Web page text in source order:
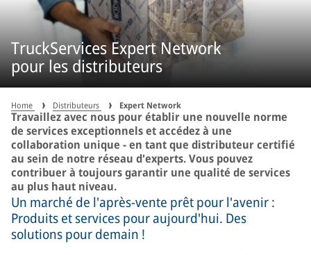
TruckServices Expert Network
pour les distributeurs
Home Distributeurs Expert Network
Travaillez avec nous pour établir une nouvelle norme
de services exceptionnels et accédez à une
collaboration unique - en tant que distributeur certifié
au sein de notre réseau d'experts. Vous pouvez
contribuer à toujours garantir une qualité de services
au plus haut niveau.
Un marché de l'après-vente prêt pour l'avenir :
Produits et services pour aujourd'hui. Des
solutions pour demain !